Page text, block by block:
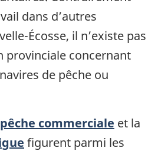
dans d’autres
Écosse, il n’existe pas
provinciale concernant
de pêche ou
commerciale et la
figurent parmi les